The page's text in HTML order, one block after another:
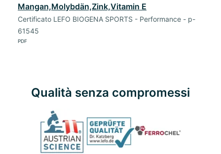
Mangan,Molybdän,Zink,Vitamin E
Certificato LEFO BIOGENA SPORTS - Performance - p-
61545
PDF
Qualità senza compromessi